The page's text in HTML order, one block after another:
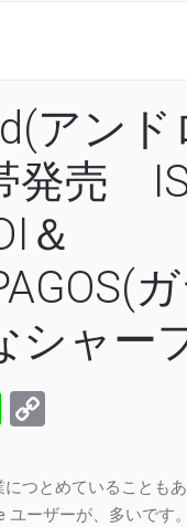
アンド
発売
＆
シャー
Line
つとめていることもあ
ユーザーが、多いです。